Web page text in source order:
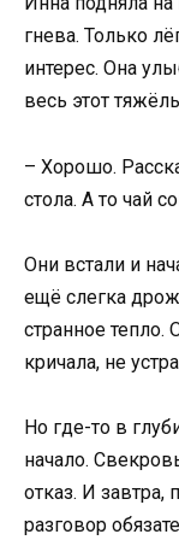
гнева. Только
интерес. Она
весь этот
– Хорошо.
стола. А то чай
Они встали и
ещё слегка
странное тепло.
кричала, не
Но где-то в
начало.
отказ. И завтра,
разговор